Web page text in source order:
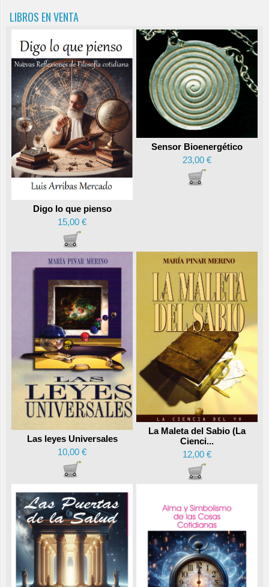
LIBROS EN VENTA
Digo lo que pienso
15,00 €
Sensor Bioenergético
23,00 €
Las leyes Universales
10,00 €
La Maleta del Sabio (La
Cienci...
12,00 €